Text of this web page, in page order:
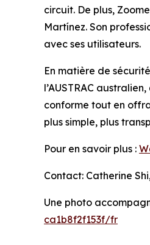
circuit. De plus,
Martínez. Son
avec ses utilisateurs.
En matière de
l’AUSTRAC
conforme tout en
plus simple, plus
Pour en savoir plus :
Contact: Catherine
Une photo
ca1b8f2f153f/fr